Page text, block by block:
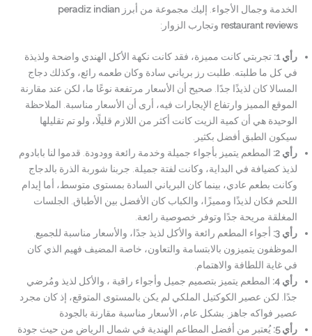
الخدمة وجمال الأجواء. إليك مجموعة من أبرزperadiz indian
restaurant reviews وتجارب الزوار:
رأي 1:
تجربتي كانت مميزة، فقد كانت نكهة الأكل الهندي واضحة ولذيذة
في كل ما طلبته. طلبت رز برياني سادة وكان طعمه رائع، وكذلك دجاج
المسالا كان لذيذًا جدًا. صحيح أن الأسعار مرتفعة نوعًا ما، لكن عند مقارنة
الموقع المميز وارتفاع الإيجارات فيه، أرى أن الأسعار مناسبة. الملاحظة
الوحيدة هي أن كمية الزيت كانت أكثر من اللازم قليلًا، ولو تم تقليلها
سيكون الطبق أفضل بكثير.
رأي 2:
المطعم يتميز بأجواء جميلة وخدمة رائعة وودودة. قدموا لنا بابادوم
لذيذ كضيافة في البداية، وكانت لفتة جميلة. جربنا شوربة الذرة بالدجاج
وكانت بطعم عادي، بينما كان البرياني السادة بمستوى متوسط، أما إيدام
اللحم فكان لذيذًا ومميزًا، والكباب كان الأفضل بين الأطباق. الجلسات
المغلقة مريحة جدًا وتوفر خصوصية رائعة.
رأي 3:
أجواء المطعم رائعة والأكل لذيذ جدًا، والأسعار مناسبة للجميع.
الموظفون يتميزون بالابتسامة والتعاون، خاصة المضيف فهيم الذي كان
في غاية اللطافة والاهتمام.
رأي 4:
المطعم يتميز بتصميم جميل وأجواء راقية ، والأكل لذيذ ومُرضي
جدًا. لكن عصير الكوكتيل الملكي لم يكن بالمستوى المتوقع، إذ كان مجرد
عصير فواكه جاهز. بشكل عام، الأسعار مناسبة مقارنة بالجودة
رأي 5:
يُعتبر من أفضل المطاعم الهندية في شمال الرياض من حيث جودة